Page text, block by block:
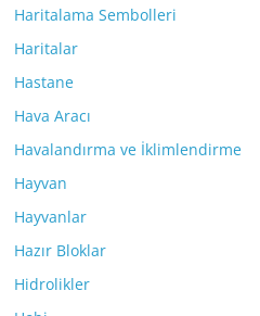
Haritalama Sembolleri
Haritalar
Hastane
Hava Aracı
Havalandırma ve İklimlendirme
Hayvan
Hayvanlar
Hazır Bloklar
Hidrolikler